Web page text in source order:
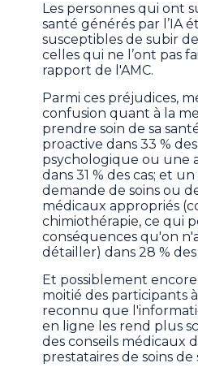
Les personnes qui ont
santé générés par l’IA
susceptibles de subir
celles qui ne l’ont pas
rapport de l'AMC.
Parmi ces préjudices,
confusion quant à la
prendre soin de sa
proactive dans 33 %
psychologique ou une
dans 31 % des cas; et
demande de soins ou
médicaux appropriés
chimiothérapie, ce qui
conséquences qu'on
détailler) dans 28 % des
Et possiblement
moitié des participants
reconnu que
en ligne les rend plus
des conseils médicaux
prestataires de soins de